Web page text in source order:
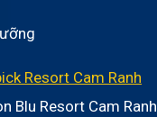
Resort Cam Ranh
Blu Resort Cam Ranh